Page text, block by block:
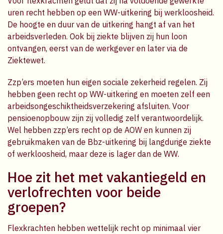
uren recht hebben op een WW-uitkering bij werkloosheid.
De hoogte en duur van de uitkering hangt af van het
arbeidsverleden. Ook bij ziekte blijven zij hun loon
ontvangen, eerst van de werkgever en later via de
Ziektewet.
Zzp’ers moeten hun eigen sociale zekerheid regelen. Zij
hebben geen recht op WW-uitkering en moeten zelf een
arbeidsongeschiktheidsverzekering afsluiten. Voor
pensioenopbouw zijn zij volledig zelf verantwoordelijk.
Wel hebben zzp’ers recht op de AOW en kunnen zij
gebruikmaken van de Bbz-uitkering bij langdurige ziekte
of werkloosheid, maar deze is lager dan de WW.
Hoe zit het met vakantiegeld en
verlofrechten voor beide
groepen?
Flexkrachten hebben wettelijk recht op minimaal vier